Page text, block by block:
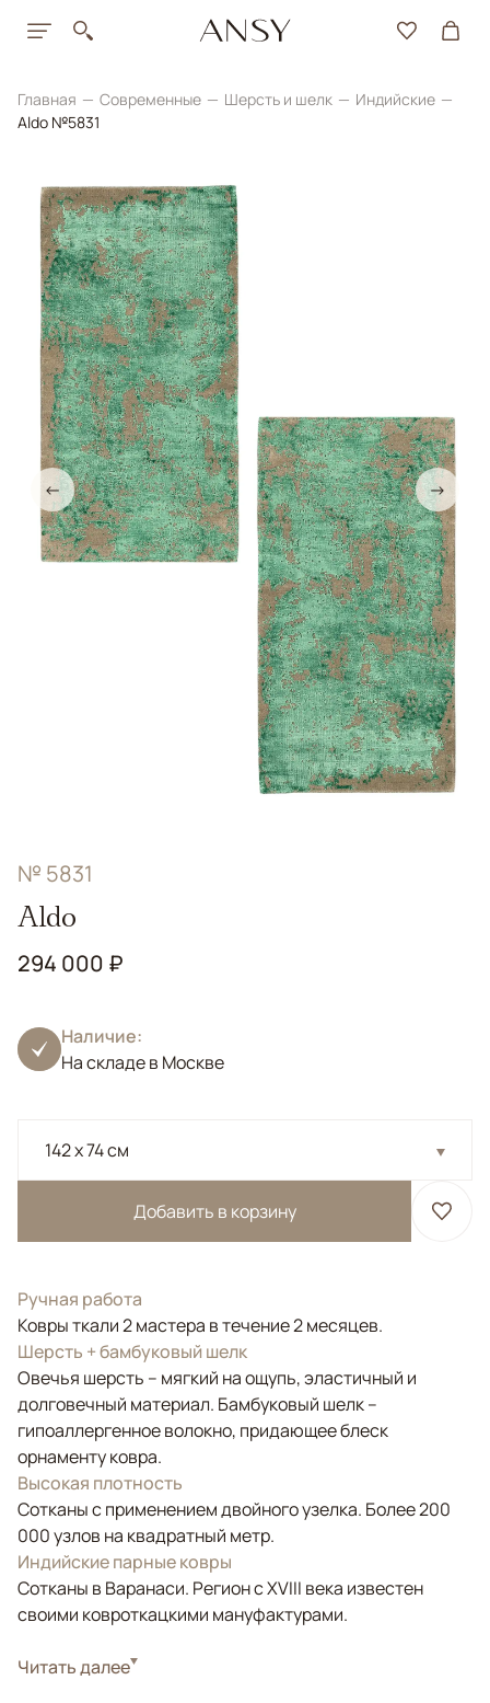
Главная Современные Шерсть и шелк
Индийские
Aldo №5831
← →
№ 5831
Aldo
294 000 ₽
Наличие:
На складе в Москве
142 x 74 см
Добавить в корзину
Ручная работа
Ковры ткали 2 мастера в течение 2 месяцев.
Шерсть + бамбуковый шелк
Овечья шерсть – мягкий на ощупь, эластичный и
долговечный материал. Бамбуковый шелк –
гипоаллергенное волокно, придающее блеск
орнаменту ковра.
Высокая плотность
Сотканы с применением двойного узелка. Более 200
000 узлов на квадратный метр.
Индийские парные ковры
Сотканы в Варанаси. Регион с XVIII века известен
своими ковроткацкими мануфактурами.
СтильСовременные
Читать далее